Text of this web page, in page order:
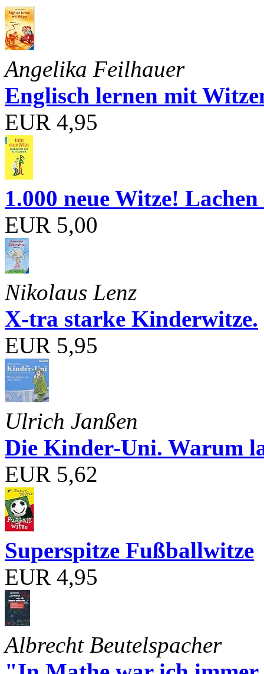
Angelika Feilhauer
Englisch lernen mit
EUR 4,95
1.000 neue Witze!
EUR 5,00
Nikolaus Lenz
X-tra starke Kinderwitze.
EUR 5,95
Ulrich Janßen
Die Kinder-Uni. Warum
EUR 5,62
Superspitze Fußballwitze
EUR 4,95
Albrecht Beutelspacher